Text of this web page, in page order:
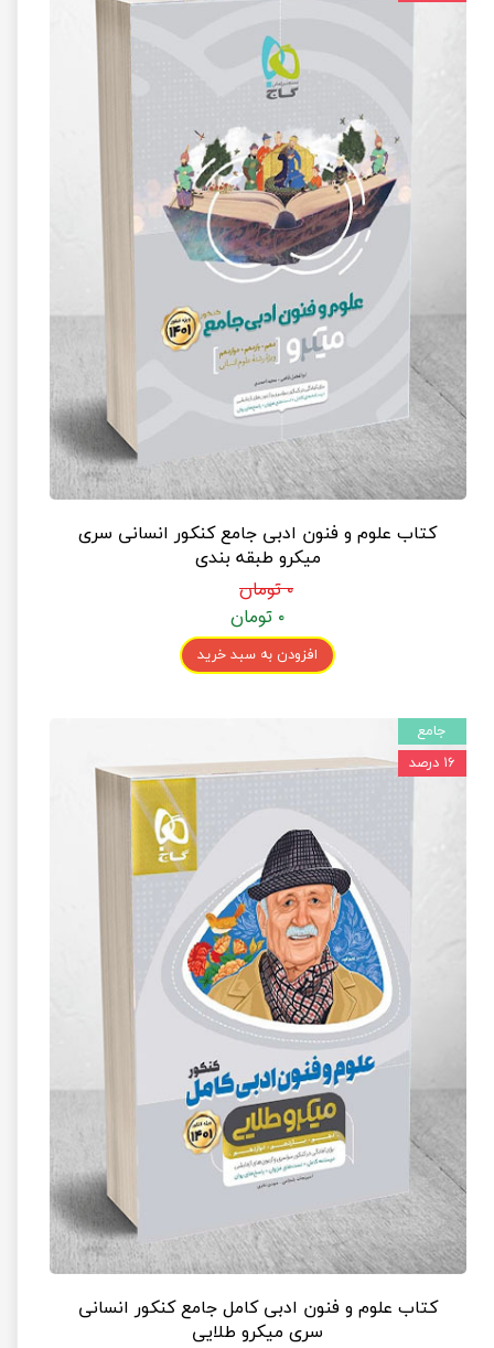
کتاب علوم و فنون ادبی جامع کنکور انسانی سری
میکرو طبقه بندی
۰ تومان
۰ تومان
افزودن به سبد خرید
کتاب علوم و فنون ادبی کامل جامع کنکور انسانی
سری میکرو طلایی
جامع
۱۶ درصد